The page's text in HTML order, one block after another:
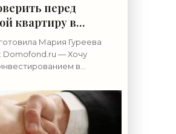
перед
квартиру в
здании? -
технологии»
Мария Гуреева
Domofond.ru — Хочу
в
объект,
его и сдавать
или продать. Как